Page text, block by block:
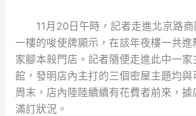
11月20日午時，記者走進北京路商
一樓的唆使牌顯示，在該年夜樓一共
家腳本殺門店。記者隨便走進此中一家
館，發明店內主打的三個密屋主題均
周末，店內陸陸續續有花費者前來，
滿訂狀況。